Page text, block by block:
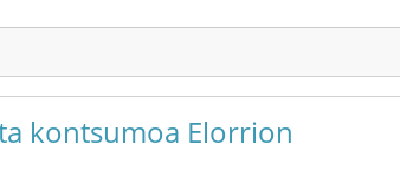
kontsumoa Elorrion